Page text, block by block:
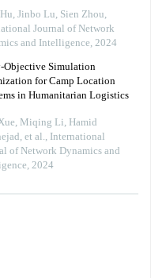
Jinbo Lu, Sien Zhou,
Journal of Network
and Intelligence, 2024
Objective Simulation
for Camp Location
in Humanitarian Logistics
Miqing Li, Hamid
et al., International
of Network Dynamics and
, 2024